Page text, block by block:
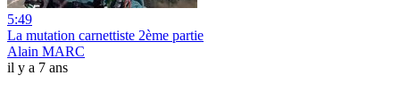
5:49
La mutation carnettiste 2ème partie
Alain MARC
il y a 7 ans